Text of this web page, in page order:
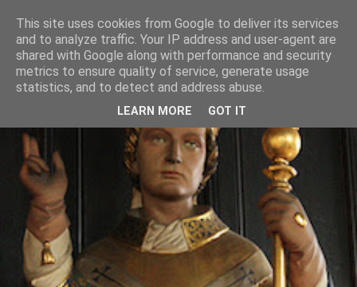
This site uses cookies from Google to deliver its services
and to analyze traffic. Your IP address and user-agent are
shared with Google along with performance and security
metrics to ensure quality of service, generate usage
statistics, and to detect and address abuse.
LEARN MORE GOT IT